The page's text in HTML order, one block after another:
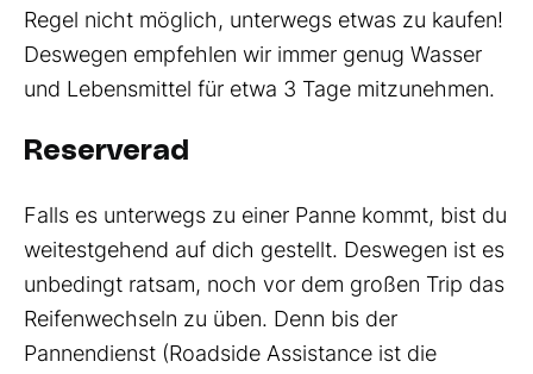
Regel nicht möglich, unterwegs etwas zu kaufen!
Deswegen empfehlen wir immer genug Wasser
und Lebensmittel für etwa 3 Tage mitzunehmen.
Reserverad
Falls es unterwegs zu einer Panne kommt, bist du
weitestgehend auf dich gestellt. Deswegen ist es
unbedingt ratsam, noch vor dem großen Trip das
Reifenwechseln zu üben. Denn bis der
Pannendienst (Roadside Assistance ist die